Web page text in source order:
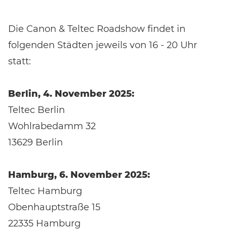
Die Canon & Teltec Roadshow findet in
folgenden Städten jeweils von 16 - 20 Uhr
statt:
Berlin, 4. November 2025:
Teltec Berlin
Wohlrabedamm 32
13629 Berlin
Hamburg, 6. November 2025:
Teltec Hamburg
Obenhauptstraße 15
22335 Hamburg